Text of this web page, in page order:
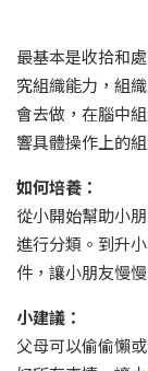
最基本是收拾和
究組織能力，組
會去做，在腦中
響具體操作上的
如何培養：
從小開始幫助小
進行分類。到升
件，讓小朋友慢
小建議：
父母可以偷偷懶